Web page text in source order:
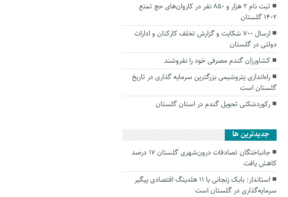
ثبت نام ۲ هزار و ۸۵۰ نفر در کاروان‌های حج تمتع
۱۴۰۲ گلستان
ارسال ۷۰۰ شکایت و گزارش تخلف کارکنان و ادارات
دولتی در گلستان
کشاورزان گندم مصرفی خود را نفروشند
راه‌اندازی پتروشیمی بزرگترین سرمایه گذاری در تاریخ
گلستان است
رکوردشکنی تحویل گندم در استان گلستان
جديدترين ها
جانباختگان تصادفات درون‌شهری گلستان ۱۷ درصد
کاهش یافت
استاندار: بابک زنجانی با ۱۱ هلدینگ اقتصادی پیگیر
سرمایه‌گذاری در گلستان است